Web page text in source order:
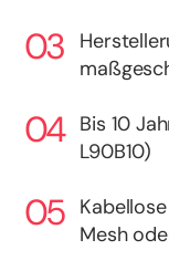
Bis 10
L90B10)
Mesh